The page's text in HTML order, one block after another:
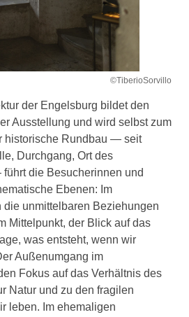
©TiberioSorvillo
der Engelsburg bildet den
Ausstellung und wird selbst zum
historische Rundbau — seit
Durchgang, Ort des
die Besucherinnen und
Ebenen: Im
die unmittelbaren Beziehungen
Mittelpunkt, der Blick auf das
was entsteht, wenn wir
Außenumgang im
Fokus auf das Verhältnis des
Natur und zu den fragilen
leben. Im ehemaligen